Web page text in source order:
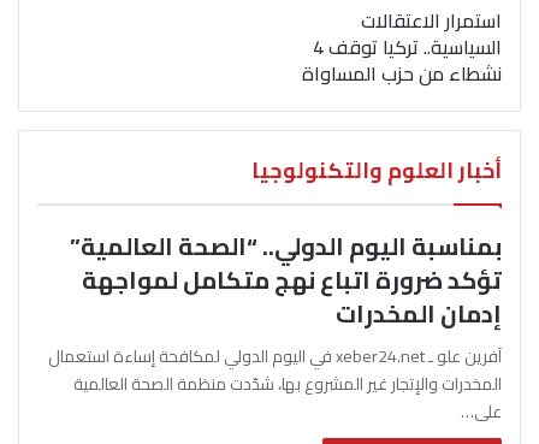
استمرار الاعتقالات
السياسية.. تركيا توقف 4
نشطاء من حزب المساواة
أخبار العلوم والتكنولوجيا
بمناسبة اليوم الدولي.. “الصحة العالمية”
تؤكد ضرورة اتباع نهج متكامل لمواجهة
إدمان المخدرات
آفرين علو ـ xeber24.net في اليوم الدولي لمكافحة إساءة استعمال
المخدرات والإتجار غير المشروع بها، شدّدت منظمة الصحة العالمية
على…